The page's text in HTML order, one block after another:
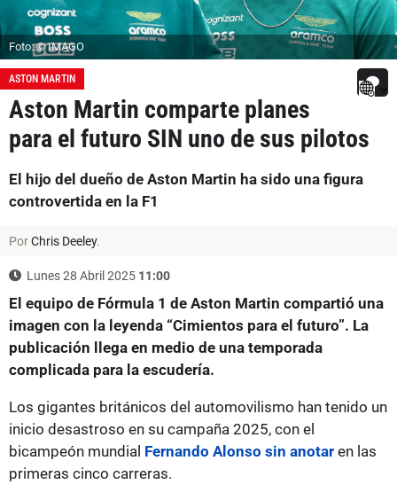
Foto: © IMAGO
ASTON MARTIN
Aston Martin comparte planes
para el futuro SIN uno de sus pilotos
El hijo del dueño de Aston Martin ha sido una figura
controvertida en la F1
PorChris Deeley.
Lunes 28 Abril 2025 11:00
El equipo de Fórmula 1 de Aston Martin compartió una
imagen con la leyenda “Cimientos para el futuro”. La
publicación llega en medio de una temporada
complicada para la escudería.
Los gigantes británicos del automovilismo han tenido un
inicio desastroso en su campaña 2025, con el
bicampeón mundial Fernando Alonso sin anotar en las
primeras cinco carreras.